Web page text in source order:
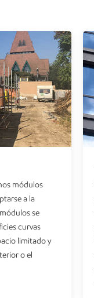
módulos
a la
se
curvas
limitado y
o el